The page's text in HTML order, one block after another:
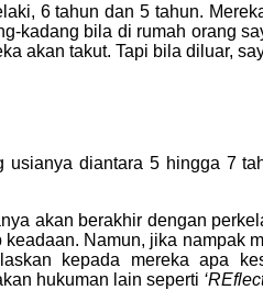
6 tahun dan 5 tahun.
kadang bila di rumah orang
akan takut. Tapi bila diluar,
diantara 5 hingga 7
akan berakhir dengan
Namun, jika
kepada mereka apa
hukuman lain seperti